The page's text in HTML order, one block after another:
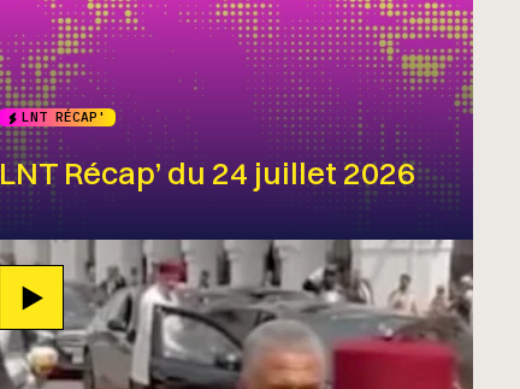
LNT RÉCAP'
LNT Récap’ du 24 juillet 2026